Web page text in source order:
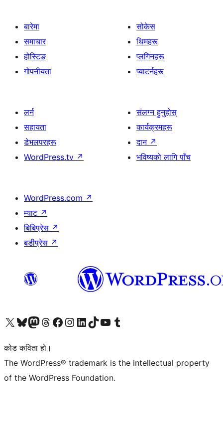
बारेमा
समाचार
होस्टिङ
गोपनीयता
सोकेस
थिमहरू
प्लगिनहरू
प्याटर्नहरू
लर्न
सहायता
डेभलपरहरू
WordPress.tv ↗
संलग्न हुनुहोस्
कार्यक्रमहरू
दान ↗
भविष्यको लागि पाँच
WordPress.com ↗
म्याट ↗
बिबिप्रेस ↗
बडीप्रेस ↗
हाम्रो X (पहिले ट्विटर) खातामा जानुहोस्
हाम्रो Bluesky खाता भ्रमण गर्नुहोस्
हाम्रो म्यास्टोडन खाता भ्रमण गर्नुहोस्
हाम्रो थ्रेड्स खातामा जानुहोस्
हाम्रो फेसबुक पेजमा जानुहोस्
हाम्रो इन्स्टाग्राम खातामा जानुहोस्
हाम्रो लिङ्क्डइन खातामा जानुहोस्
हाम्रो TikTok खाता भ्रमण गर्नुहोस्
हाम्रो युट्युब च्यानलमा जानुहोस्
हाम्रो टम्बलर खाता भ्रमण गर्नुहोस्
कोड कविता हो।
The WordPress® trademark is the intellectual property
of the WordPress Foundation.